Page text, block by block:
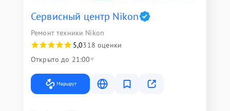
Сервисный центр Nikon
Ремонт техники Nikon
5,0318 оценки
Открыто до 21:00
Маршрут